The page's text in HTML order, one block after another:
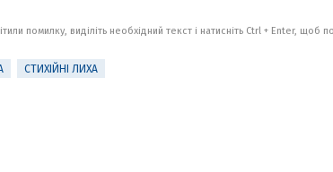
помилку, виділіть необхідний текст і натисніть Ctrl + Enter, щоб
СТИХІЙНІ ЛИХА